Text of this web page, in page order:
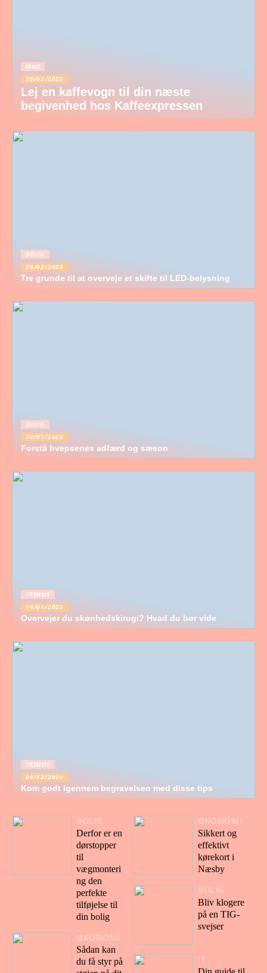
MAD
26/03/2025
Lej en kaffevogn til din næste
begivenhed hos Kaffeexpressen
BOLIG
28/02/2025
Tre grunde til at overveje et skifte til LED-belysning
BOLIG
20/01/2025
Forstå hvepsenes adfærd og sæson
TRENDS
14/01/2025
Overvejer du skønhedskirugi? Hvad du bør vide
TRENDS
04/12/2024
Kom godt igennem begravelsen med disse tips
BOLIG
Derfor er en
dørstopper
til
vægmonteri
ng den
perfekte
tilføjelse til
din bolig
ØKONOMI
Sådan kan
du få styr på
ØKONOMI
Sikkert og
effektivt
kørekort i
Næsby
BOLIG
Bliv klogere
på en TIG-
svejser
IT